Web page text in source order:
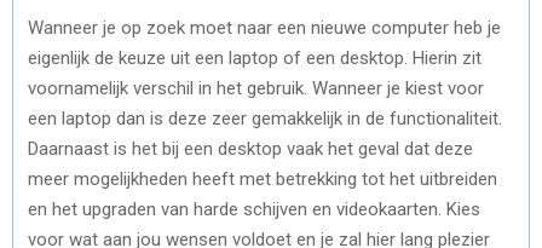
Wanneer je op zoek moet naar een nieuwe computer heb je
eigenlijk de keuze uit een laptop of een desktop. Hierin zit
voornamelijk verschil in het gebruik. Wanneer je kiest voor
een laptop dan is deze zeer gemakkelijk in de functionaliteit.
Daarnaast is het bij een desktop vaak het geval dat deze
meer mogelijkheden heeft met betrekking tot het uitbreiden
en het upgraden van harde schijven en videokaarten. Kies
voor wat aan jou wensen voldoet en je zal hier lang plezier